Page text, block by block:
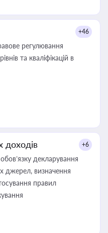
+46
регулювання
та кваліфікацій в
доходів +6
декларування
джерел, визначення
правил